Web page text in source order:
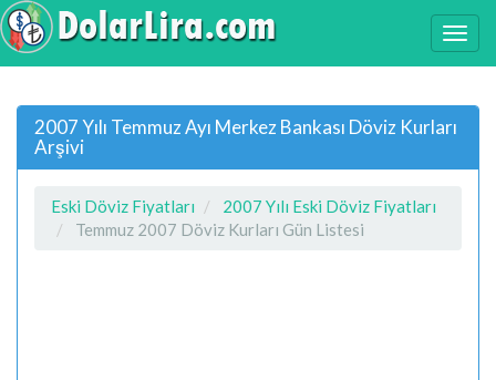
2007 Yılı Temmuz Ayı Merkez Bankası Döviz Kurları
Arşivi
Eski Döviz Fiyatları
2007 Yılı Eski Döviz Fiyatları
Temmuz 2007 Döviz Kurları Gün Listesi